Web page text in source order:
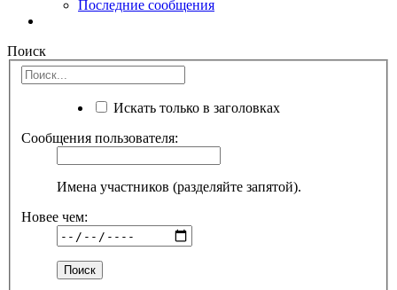
Последние сообщения
Поиск
Искать только в заголовках
Сообщения пользователя:
Имена участников (разделяйте запятой).
Новее чем: